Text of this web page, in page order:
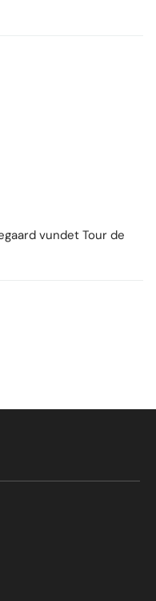
vundet Tour de